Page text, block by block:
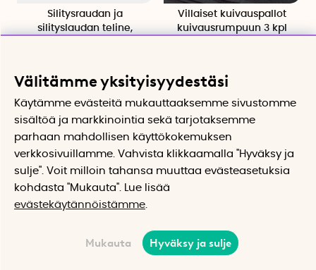
Silitysraudan ja
silityslaudan teline,
37.20 €
Osta
Villaiset kuivauspallot
kuivausrumpuun 3 kpl
6.60 €
Osta
Välitämme yksityisyydestäsi
Käytämme evästeitä mukauttaaksemme sivustomme
sisältöä ja markkinointia sekä tarjotaksemme
parhaan mahdollisen käyttökokemuksen
verkkosivuillamme. Vahvista klikkaamalla "Hyväksy ja
sulje". Voit milloin tahansa muuttaa evästeasetuksia
kohdasta "Mukauta". Lue lisää
evästekäytännöistämme
Mukauta Hyväksy ja sulje